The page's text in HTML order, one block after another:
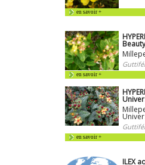
en savoir +
en savoir +
en savoir +
ILEX